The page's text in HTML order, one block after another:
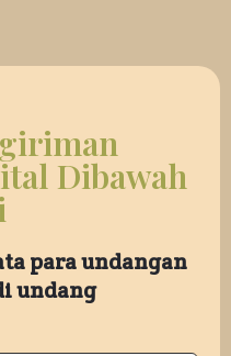
Dibawah
para undangan
undang